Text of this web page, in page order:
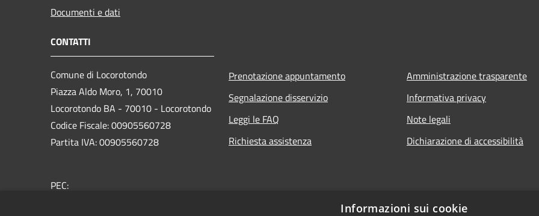
Documenti e dati
CONTATTI
Comune di Locorotondo
Piazza Aldo Moro, 1, 70010
Locorotondo BA - 70010 - Locorotondo
Codice Fiscale: 00905560728
Partita IVA: 00905560728
PEC:
Prenotazione appuntamento
Segnalazione disservizio
Leggi le FAQ
Richiesta assistenza
Amministrazione trasparente
Informativa privacy
Note legali
Dichiarazione di accessibilità
Informazioni sui cookie